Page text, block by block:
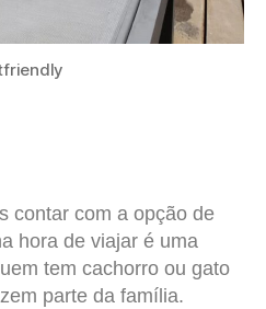
contar com a opção de
hora de viajar é uma
tem cachorro ou gato
parte da família.